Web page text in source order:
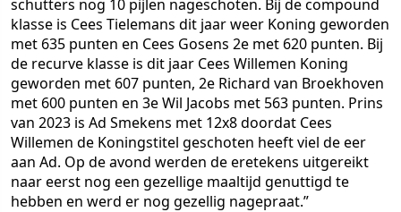
schutters nog 10 pijlen nageschoten. Bij de compound
klasse is Cees Tielemans dit jaar weer Koning geworden
met 635 punten en Cees Gosens 2e met 620 punten. Bij
de recurve klasse is dit jaar Cees Willemen Koning
geworden met 607 punten, 2e Richard van Broekhoven
met 600 punten en 3e Wil Jacobs met 563 punten. Prins
van 2023 is Ad Smekens met 12x8 doordat Cees
Willemen de Koningstitel geschoten heeft viel de eer
aan Ad. Op de avond werden de eretekens uitgereikt
naar eerst nog een gezellige maaltijd genuttigd te
hebben en werd er nog gezellig nagepraat.”